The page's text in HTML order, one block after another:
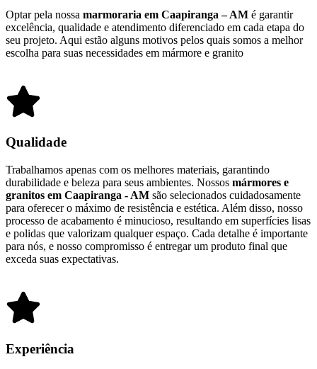
Optar pela nossa marmoraria em Caapiranga – AM é garantir
excelência, qualidade e atendimento diferenciado em cada etapa do
seu projeto. Aqui estão alguns motivos pelos quais somos a melhor
escolha para suas necessidades em mármore e granito
Qualidade
Trabalhamos apenas com os melhores materiais, garantindo
durabilidade e beleza para seus ambientes. Nossos mármores e
granitos em Caapiranga - AM são selecionados cuidadosamente
para oferecer o máximo de resistência e estética. Além disso, nosso
processo de acabamento é minucioso, resultando em superfícies lisas
e polidas que valorizam qualquer espaço. Cada detalhe é importante
para nós, e nosso compromisso é entregar um produto final que
exceda suas expectativas.
Experiência